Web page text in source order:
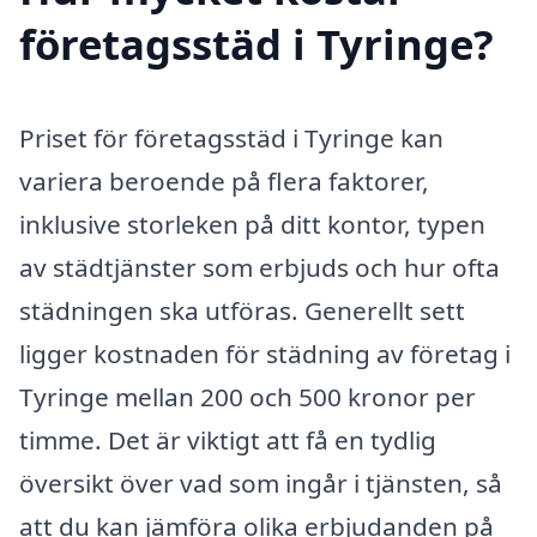
företagsstäd i Tyringe?
Priset för företagsstäd i Tyringe kan
variera beroende på flera faktorer,
inklusive storleken på ditt kontor, typen
av städtjänster som erbjuds och hur ofta
städningen ska utföras. Generellt sett
ligger kostnaden för städning av företag i
Tyringe mellan 200 och 500 kronor per
timme. Det är viktigt att få en tydlig
översikt över vad som ingår i tjänsten, så
att du kan jämföra olika erbjudanden på